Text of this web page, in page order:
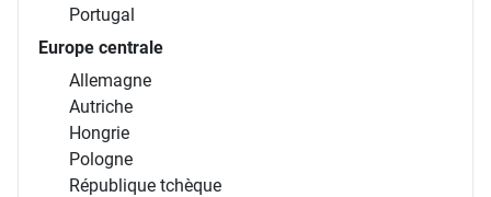
Portugal
Europe centrale
Allemagne
Autriche
Hongrie
Pologne
République tchèque